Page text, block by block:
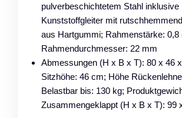
pulverbeschichtetem Stahl inklusive
Kunststoffgleiter mit
aus Hartgummi; Rahmenstärke: 0,8
Rahmendurchmesser: 22 mm
Abmessungen (H x B x T): 80 x 46
Sitzhöhe: 46 cm; Höhe
Belastbar bis: 130 kg;
Zusammengeklappt (H x B x T): 99